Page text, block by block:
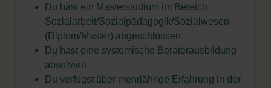
Du hast ein Masterstudium im Bereich
Sozialarbeit/Sozialpädagogik/Sozialwesen
(Diplom/Master) abgeschlossen
Du hast eine systemische Beraterausbildung
absolviert
Du verfügst über mehrjährige Erfahrung in der